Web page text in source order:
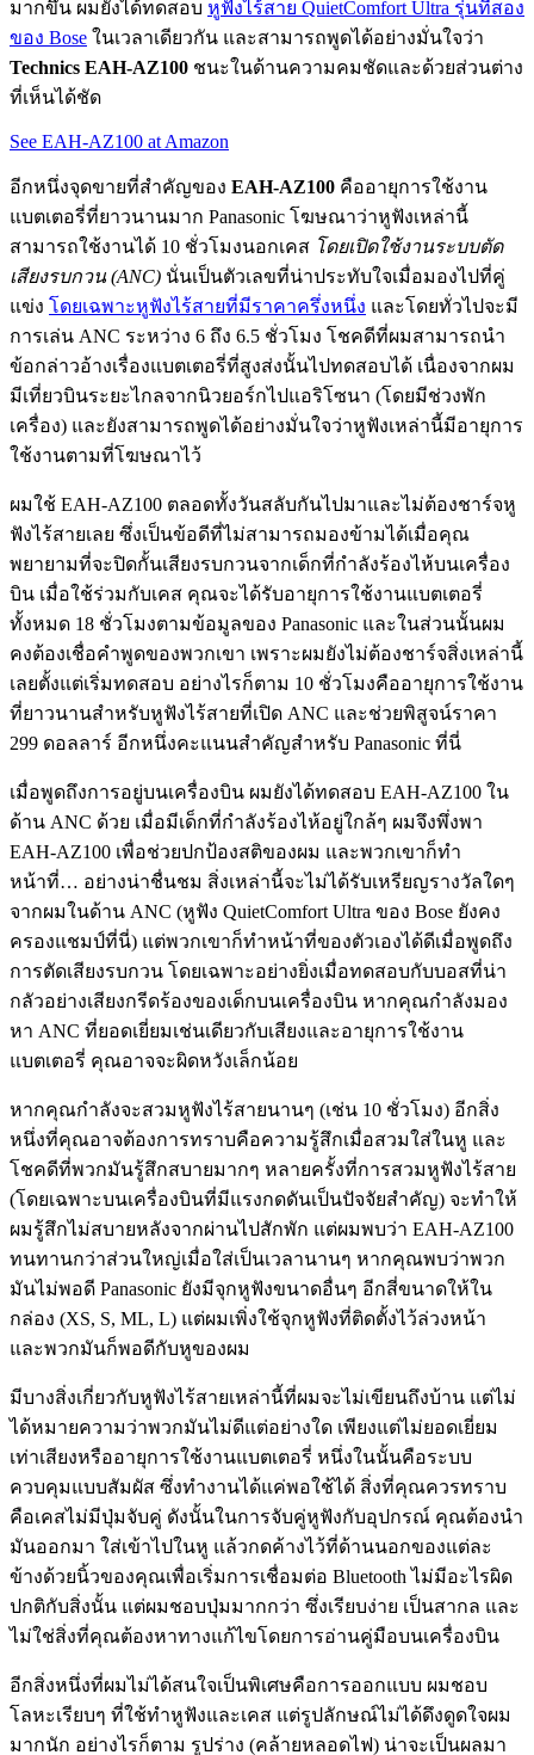
มากขึ้น ผมยังได้ทดสอบ หูฟังไร้สาย QuietComfort Ultra รุ่นที่สอง
ของ Bose ในเวลาเดียวกัน และสามารถพูดได้อย่างมั่นใจว่า
Technics EAH-AZ100 ชนะในด้านความคมชัดและด้วยส่วนต่าง
ที่เห็นได้ชัด
See EAH-AZ100 at Amazon
อีกหนึ่งจุดขายที่สำคัญของ EAH-AZ100 คืออายุการใช้งาน
แบตเตอรี่ที่ยาวนานมาก Panasonic โฆษณาว่าหูฟังเหล่านี้
สามารถใช้งานได้ 10 ชั่วโมงนอกเคส โดยเปิดใช้งานระบบตัด
เสียงรบกวน (ANC) นั่นเป็นตัวเลขที่น่าประทับใจเมื่อมองไปที่คู่
แข่ง โดยเฉพาะหูฟังไร้สายที่มีราคาครึ่งหนึ่ง และโดยทั่วไปจะมี
การเล่น ANC ระหว่าง 6 ถึง 6.5 ชั่วโมง โชคดีที่ผมสามารถนำ
ข้อกล่าวอ้างเรื่องแบตเตอรี่ที่สูงส่งนั้นไปทดสอบได้ เนื่องจากผม
มีเที่ยวบินระยะไกลจากนิวยอร์กไปแอริโซนา (โดยมีช่วงพัก
เครื่อง) และยังสามารถพูดได้อย่างมั่นใจว่าหูฟังเหล่านี้มีอายุการ
ใช้งานตามที่โฆษณาไว้
ผมใช้ EAH-AZ100 ตลอดทั้งวันสลับกันไปมาและไม่ต้องชาร์จหู
ฟังไร้สายเลย ซึ่งเป็นข้อดีที่ไม่สามารถมองข้ามได้เมื่อคุณ
พยายามที่จะปิดกั้นเสียงรบกวนจากเด็กที่กำลังร้องไห้บนเครื่อง
บิน เมื่อใช้ร่วมกับเคส คุณจะได้รับอายุการใช้งานแบตเตอรี่
ทั้งหมด 18 ชั่วโมงตามข้อมูลของ Panasonic และในส่วนนั้นผม
คงต้องเชื่อคำพูดของพวกเขา เพราะผมยังไม่ต้องชาร์จสิ่งเหล่านี้
เลยตั้งแต่เริ่มทดสอบ อย่างไรก็ตาม 10 ชั่วโมงคืออายุการใช้งาน
ที่ยาวนานสำหรับหูฟังไร้สายที่เปิด ANC และช่วยพิสูจน์ราคา
299 ดอลลาร์ อีกหนึ่งคะแนนสำคัญสำหรับ Panasonic ที่นี่
เมื่อพูดถึงการอยู่บนเครื่องบิน ผมยังได้ทดสอบ EAH-AZ100 ใน
ด้าน ANC ด้วย เมื่อมีเด็กที่กำลังร้องไห้อยู่ใกล้ๆ ผมจึงพึ่งพา
EAH-AZ100 เพื่อช่วยปกป้องสติของผม และพวกเขาก็ทำ
หน้าที่… อย่างน่าชื่นชม สิ่งเหล่านี้จะไม่ได้รับเหรียญรางวัลใดๆ
จากผมในด้าน ANC (หูฟัง QuietComfort Ultra ของ Bose ยังคง
ครองแชมป์ที่นี่) แต่พวกเขาก็ทำหน้าที่ของตัวเองได้ดีเมื่อพูดถึง
การตัดเสียงรบกวน โดยเฉพาะอย่างยิ่งเมื่อทดสอบกับบอสที่น่า
กลัวอย่างเสียงกรีดร้องของเด็กบนเครื่องบิน หากคุณกำลังมอง
หา ANC ที่ยอดเยี่ยมเช่นเดียวกับเสียงและอายุการใช้งาน
แบตเตอรี่ คุณอาจจะผิดหวังเล็กน้อย
หากคุณกำลังจะสวมหูฟังไร้สายนานๆ (เช่น 10 ชั่วโมง) อีกสิ่ง
หนึ่งที่คุณอาจต้องการทราบคือความรู้สึกเมื่อสวมใส่ในหู และ
โชคดีที่พวกมันรู้สึกสบายมากๆ หลายครั้งที่การสวมหูฟังไร้สาย
(โดยเฉพาะบนเครื่องบินที่มีแรงกดดันเป็นปัจจัยสำคัญ) จะทำให้
ผมรู้สึกไม่สบายหลังจากผ่านไปสักพัก แต่ผมพบว่า EAH-AZ100
ทนทานกว่าส่วนใหญ่เมื่อใส่เป็นเวลานานๆ หากคุณพบว่าพวก
มันไม่พอดี Panasonic ยังมีจุกหูฟังขนาดอื่นๆ อีกสี่ขนาดให้ใน
กล่อง (XS, S, ML, L) แต่ผมเพิ่งใช้จุกหูฟังที่ติดตั้งไว้ล่วงหน้า
และพวกมันก็พอดีกับหูของผม
มีบางสิ่งเกี่ยวกับหูฟังไร้สายเหล่านี้ที่ผมจะไม่เขียนถึงบ้าน แต่ไม่
ได้หมายความว่าพวกมันไม่ดีแต่อย่างใด เพียงแต่ไม่ยอดเยี่ยม
เท่าเสียงหรืออายุการใช้งานแบตเตอรี่ หนึ่งในนั้นคือระบบ
ควบคุมแบบสัมผัส ซึ่งทำงานได้แค่พอใช้ได้ สิ่งที่คุณควรทราบ
คือเคสไม่มีปุ่มจับคู่ ดังนั้นในการจับคู่หูฟังกับอุปกรณ์ คุณต้องนำ
มันออกมา ใส่เข้าไปในหู แล้วกดค้างไว้ที่ด้านนอกของแต่ละ
ข้างด้วยนิ้วของคุณเพื่อเริ่มการเชื่อมต่อ Bluetooth ไม่มีอะไรผิด
ปกติกับสิ่งนั้น แต่ผมชอบปุ่มมากกว่า ซึ่งเรียบง่าย เป็นสากล และ
ไม่ใช่สิ่งที่คุณต้องหาทางแก้ไขโดยการอ่านคู่มือบนเครื่องบิน
อีกสิ่งหนึ่งที่ผมไม่ได้สนใจเป็นพิเศษคือการออกแบบ ผมชอบ
โลหะเรียบๆ ที่ใช้ทำหูฟังและเคส แต่รูปลักษณ์ไม่ได้ดึงดูดใจผม
มากนัก อย่างไรก็ตาม รูปร่าง (คล้ายหลอดไฟ) น่าจะเป็นผลมา